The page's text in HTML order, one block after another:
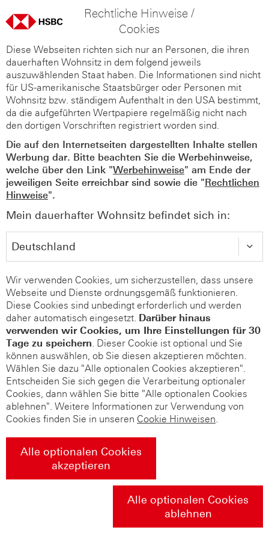
Rechtliche Hinweise /
Cookies
Diese Webseiten richten sich nur an Personen, die ihren
dauerhaften Wohnsitz in dem folgend jeweils
auszuwählenden Staat haben. Die Informationen sind nicht
für US-amerikanische Staatsbürger oder Personen mit
Wohnsitz bzw. ständigem Aufenthalt in den USA bestimmt,
da die aufgeführten Wertpapiere regelmäßig nicht nach
den dortigen Vorschriften registriert worden sind.
Die auf den Internetseiten dargestellten Inhalte stellen
Werbung dar. Bitte beachten Sie die Werbehinweise,
welche über den Link "Werbehinweise" am Ende der
jeweiligen Seite erreichbar sind sowie die "Rechtlichen
Hinweise".
Mein dauerhafter Wohnsitz befindet sich in:
Wir verwenden Cookies, um sicherzustellen, dass unsere
Webseite und Dienste ordnungsgemäß funktionieren.
Diese Cookies sind unbedingt erforderlich und werden
daher automatisch eingesetzt. Darüber hinaus
verwenden wir Cookies, um Ihre Einstellungen für 30
Tage zu speichern. Dieser Cookie ist optional und Sie
können auswählen, ob Sie diesen akzeptieren möchten.
Wählen Sie dazu "Alle optionalen Cookies akzeptieren".
Entscheiden Sie sich gegen die Verarbeitung optionaler
Cookies, dann wählen Sie bitte "Alle optionalen Cookies
ablehnen". Weitere Informationen zur Verwendung von
Cookies finden Sie in unseren Cookie Hinweisen.
Alle optionalen Cookies
akzeptieren
Alle optionalen Cookies
ablehnen